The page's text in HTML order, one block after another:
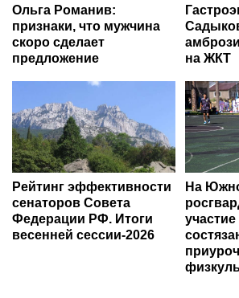
Ольга Романив:
признаки, что мужчина
скоро сделает
предложение
на ЖКТ
Рейтинг эффективности
сенаторов Совета
Федерации РФ. Итоги
весенней сессии-2026
На